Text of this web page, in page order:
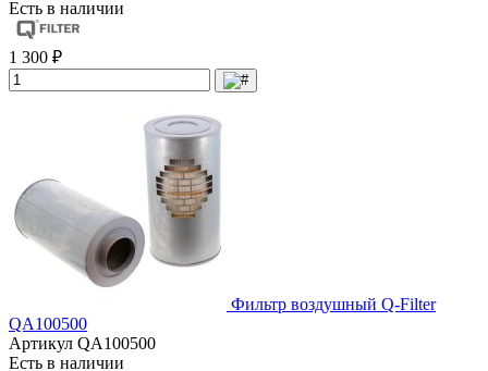
Есть в наличии
1 300 ₽
Фильтр воздушный Q-Filter
QA100500
Артикул QA100500
Есть в наличии